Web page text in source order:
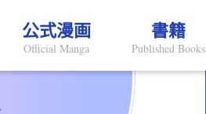
公式漫画
Official Manga
書籍
Published Books